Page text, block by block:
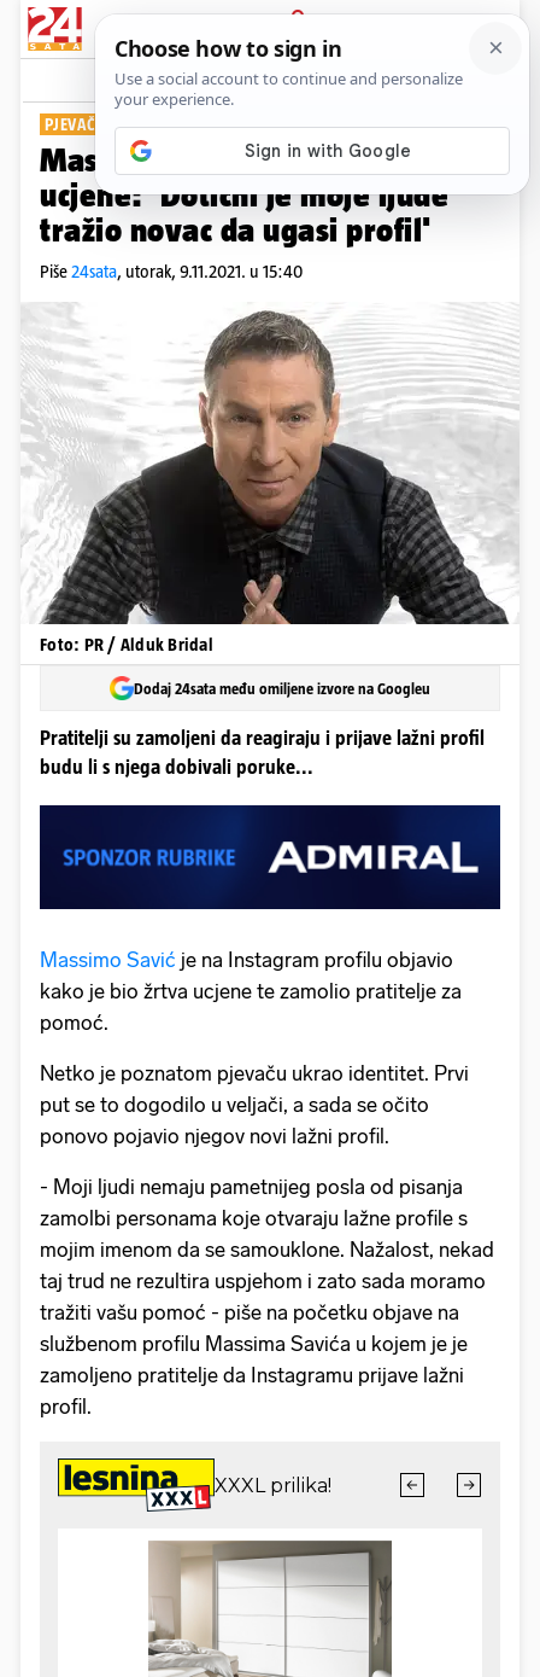
PRIJAVA
Show Komentari
PJEVAČ U PROBLEMIMA
Massimo otkrio da je bio žrtva
ucjene: 'Dotični je moje ljude
tražio novac da ugasi profil'
Piše24sata, utorak, 9.11.2021. u 15:40
Foto: PR / Alduk Bridal
Dodaj 24sata među omiljene izvore na Googleu
Pratitelji su zamoljeni da reagiraju i prijave lažni profil
budu li s njega dobivali poruke...
Massimo Savić je na Instagram profilu objavio
kako je bio žrtva ucjene te zamolio pratitelje za
pomoć.
Netko je poznatom pjevaču ukrao identitet. Prvi
put se to dogodilo u veljači, a sada se očito
ponovo pojavio njegov novi lažni profil.
- Moji ljudi nemaju pametnijeg posla od pisanja
zamolbi personama koje otvaraju lažne profile s
mojim imenom da se samouklone. Nažalost, nekad
taj trud ne rezultira uspjehom i zato sada moramo
tražiti vašu pomoć - piše na početku objave na
službenom profilu Massima Savića u kojem je je
zamoljeno pratitelje da Instagramu prijave lažni
profil.